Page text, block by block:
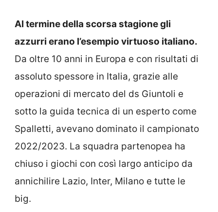
Al termine della scorsa stagione gli
azzurri erano l’esempio virtuoso italiano.
Da oltre 10 anni in Europa e con risultati di
assoluto spessore in Italia, grazie alle
operazioni di mercato del ds Giuntoli e
sotto la guida tecnica di un esperto come
Spalletti, avevano dominato il campionato
2022/2023. La squadra partenopea ha
chiuso i giochi con così largo anticipo da
annichilire Lazio, Inter, Milano e tutte le
big.